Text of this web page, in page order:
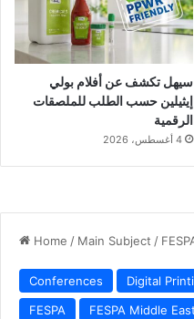
سيهل تكشف عن أفلام بولي
إيثيلين حسب الطلب للملصقات
الرقمية
4 أغسطس، 2026